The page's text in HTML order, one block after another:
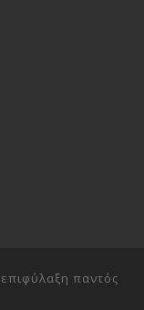
παντός